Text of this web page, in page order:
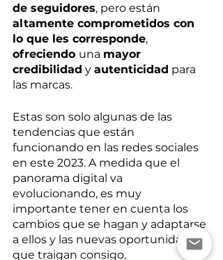
de seguidores, pero están
altamente comprometidos con
lo que les corresponde,
ofreciendo una mayor
credibilidad y autenticidad para
las marcas.
Estas son solo algunas de las
tendencias que están
funcionando en las redes sociales
en este 2023. A medida que el
panorama digital va
evolucionando, es muy
importante tener en cuenta los
cambios que se hagan y adaptarse
a ellos y las nuevas oportunidades
que traigan consigo.